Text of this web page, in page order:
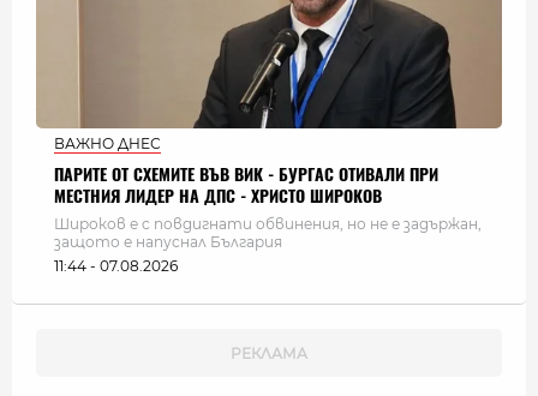
ВАЖНО ДНЕС
ПАРИТЕ ОТ СХЕМИТЕ ВЪВ ВИК - БУРГАС ОТИВАЛИ ПРИ
МЕСТНИЯ ЛИДЕР НА ДПС - ХРИСТО ШИРОКОВ
Широков е с повдигнати обвинения, но не е задържан,
защото е напуснал България
11:44 - 07.08.2026